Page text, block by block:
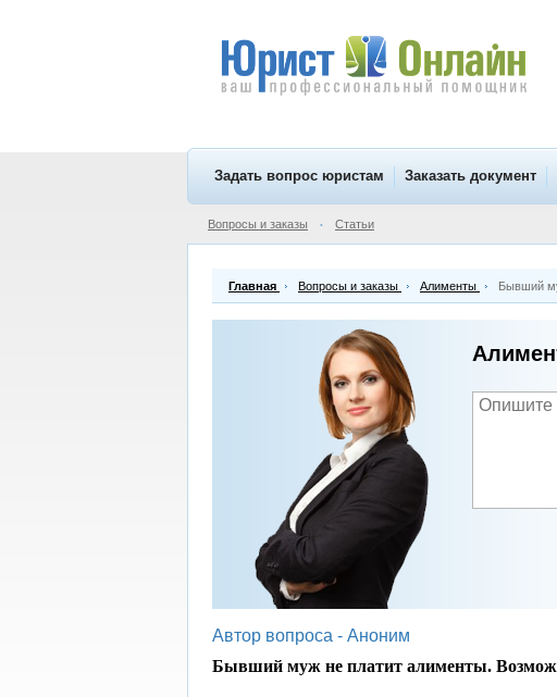
Задать вопрос юристам Заказать документ
Вопросы и заказы • Статьи
Главная Вопросы и заказы Алименты Бывший
Автор вопроса - Аноним
Бывший муж не платит алименты.